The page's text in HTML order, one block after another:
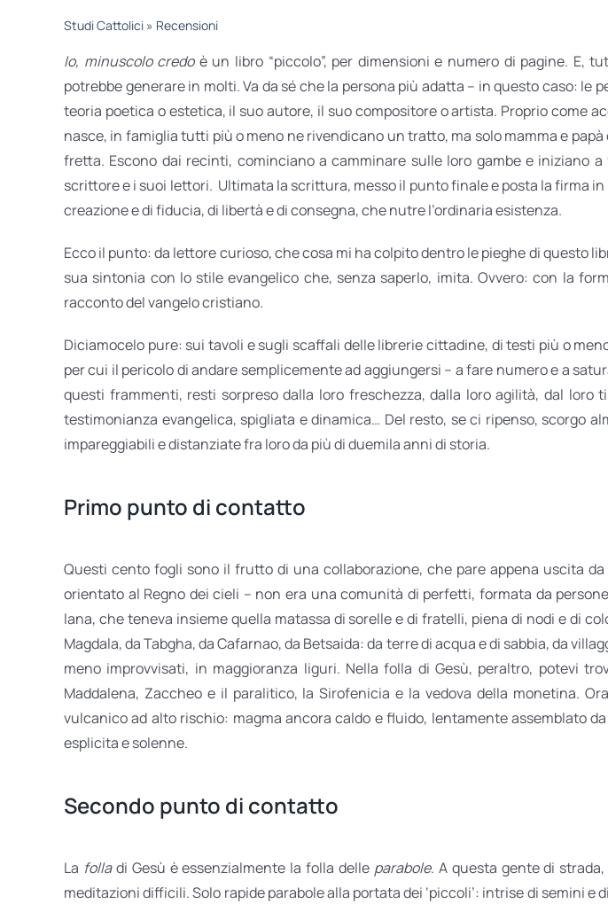
Studi Cattolici» Recensioni
Io, minuscolo credoè un libro “piccolo”, per dimensioni e numero di pagine. E,
potrebbe generare in molti. Va da sé che la persona più adatta – in questo caso: le
teoria poetica o estetica, il suo autore, il suo compositore o artista. Proprio come
nasce, in famiglia tutti più o meno ne rivendicano un tratto, ma solo mamma e
fretta. Escono dai recinti, cominciano a camminare sulle loro gambe e iniziano
scrittore e i suoi lettori. Ultimata la scrittura, messo il punto finale e posta la firma
creazione e di fiducia, di libertà e di consegna, che nutre l’ordinaria esistenza.
Ecco il punto: da lettore curioso, che cosa mi ha colpito dentro le pieghe di questo
sua sintonia con lo stile evangelico che, senza saperlo, imita. Ovvero: con la
racconto del vangelo cristiano.
Diciamocelo pure: sui tavoli e sugli scaffali delle librerie cittadine, di testi più o
per cui il pericolo di andare semplicemente ad aggiungersi – a fare numero e a
questi frammenti, resti sorpreso dalla loro freschezza, dalla loro agilità, dal
testimonianza evangelica, spigliata e dinamica… Del resto, se ci ripenso, scorgo
impareggiabili e distanziate fra loro da più di duemila anni di storia.
Primo punto di contatto
Questi cento fogli sono il frutto di una collaborazione, che pare appena uscita
orientato al Regno dei cieli – non era una comunità di perfetti, formata da
lana, che teneva insieme quella matassa di sorelle e di fratelli, piena di nodi e di
Magdala, da Tabgha, da Cafarnao, da Betsaida: da terre di acqua e di sabbia, da
meno improvvisati, in maggioranza liguri. Nella folla di Gesù, peraltro, potevi
Maddalena, Zaccheo e il paralitico, la Sirofenicia e la vedova della monetina.
vulcanico ad alto rischio: magma ancora caldo e fluido, lentamente assemblato
esplicita e solenne.
Secondo punto di contatto
La folladi Gesù è essenzialmente la folla delle parabole. A questa gente di
meditazioni difficili. Solo rapide parabole alla portata dei ‘piccoli’: intrise di semini